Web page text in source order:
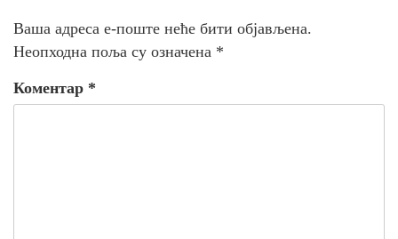
Ваша адреса е-поште неће бити објављена.
Неопходна поља су означена *
Коментар *